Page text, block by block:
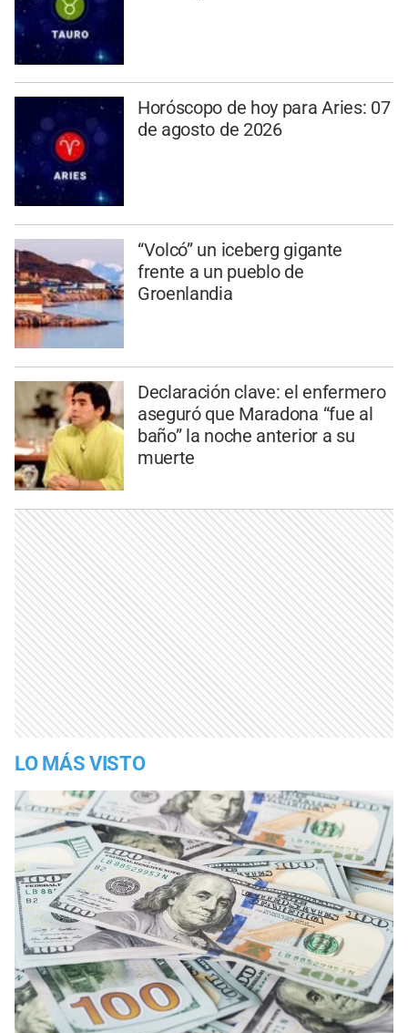
Horóscopo de hoy para Aries: 07
de agosto de 2026
“Volcó” un iceberg gigante
frente a un pueblo de
Groenlandia
Declaración clave: el enfermero
aseguró que Maradona “fue al
baño” la noche anterior a su
muerte
LO MÁS VISTO